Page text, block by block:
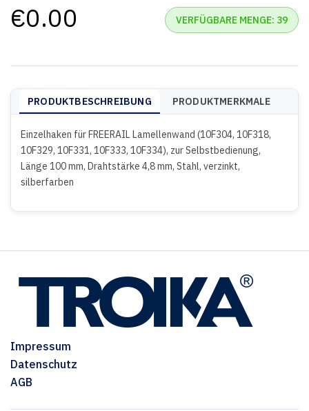
€0.00 VERFÜGBARE MENGE: 39
PRODUKTBESCHREIBUNG PRODUKTMERKMALE
Einzelhaken für FREERAIL Lamellenwand (10F304, 10F318,
10F329, 10F331, 10F333, 10F334), zur Selbstbedienung,
Länge 100 mm, Drahtstärke 4,8 mm, Stahl, verzinkt,
silberfarben
Impressum
Datenschutz
AGB